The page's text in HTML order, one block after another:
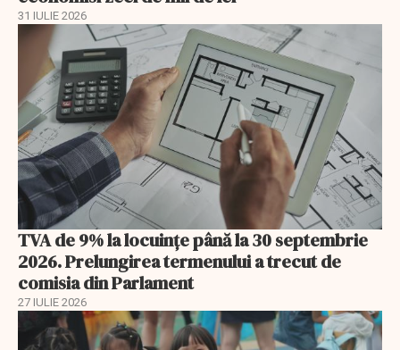
31 IULIE 2026
TVA de 9% la locuințe până la 30 septembrie
2026. Prelungirea termenului a trecut de
comisia din Parlament
27 IULIE 2026